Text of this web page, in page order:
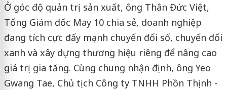
Ở góc độ quản trị sản xuất, ông Thân Đức Việt,
Tổng Giám đốc May 10 chia sẻ, doanh nghiệp
đang tích cực đẩy mạnh chuyển đổi số, chuyển đổi
xanh và xây dựng thương hiệu riêng để nâng cao
giá trị gia tăng. Cùng chung nhận định, ông Yeo
Gwang Tae, Chủ tịch Công ty TNHH Phồn Thịnh -